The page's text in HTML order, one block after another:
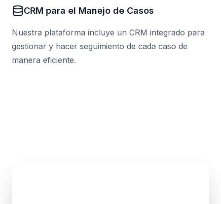
CRM para el Manejo de Casos
Nuestra plataforma incluye un CRM integrado para
gestionar y hacer seguimiento de cada caso de
manera eficiente.